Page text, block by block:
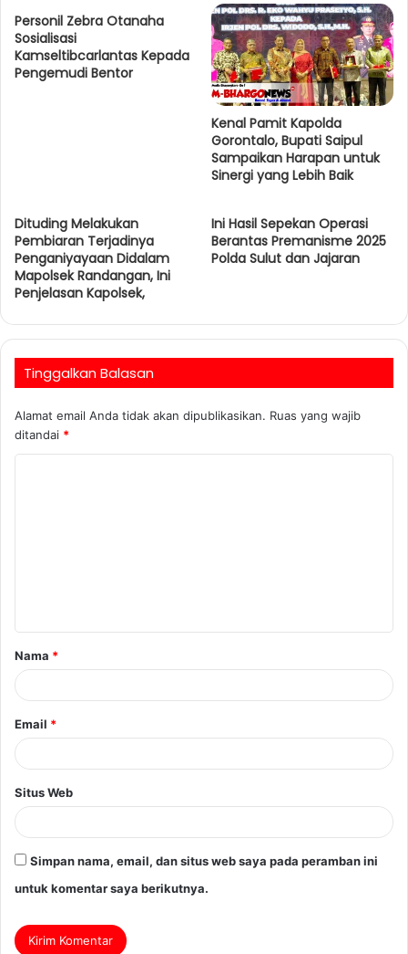
e
Personil Zebra Otanaha
Sosialisasi
Kamseltibcarlantas Kepada
Pengemudi Bentor
Kenal Pamit Kapolda
Gorontalo, Bupati Saipul
Sampaikan Harapan untuk
Sinergi yang Lebih Baik
Dituding Melakukan
Pembiaran Terjadinya
Penganiyayaan Didalam
Mapolsek Randangan, Ini
Penjelasan Kapolsek,
Ini Hasil Sepekan Operasi
Berantas Premanisme 2025
Polda Sulut dan Jajaran
Tinggalkan Balasan
Alamat email Anda tidak akan dipublikasikan. Ruas yang wajib
ditandai *
Nama *
Email *
Situs Web
Simpan nama, email, dan situs web saya pada peramban ini
untuk komentar saya berikutnya.